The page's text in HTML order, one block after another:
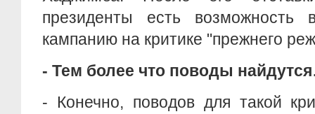
президенты есть возможность
кампанию на критике "прежнего
- Тем более что поводы
- Конечно, поводов для такой